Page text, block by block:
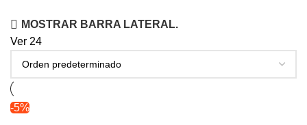
MOSTRAR BARRA LATERAL.
Ver 24
-5%